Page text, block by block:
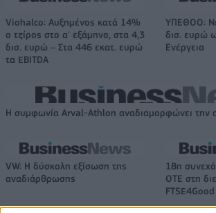
Viohalco: Αυξημένος κατά 14%
ο τζίρος στο α' εξάμηνο, στα 4,3
δισ. ευρώ – Στα 446 εκατ. ευρώ
τα EBITDA
ΥΠΕΘΟΟ:
δισ. ευρώ
Ενέργεια
Η συμφωνία Arval-Athlon αναδιαμορφώνει την
VW: Η δύσκολη εξίσωση της
αναδιάρθρωσης
18η
ΟΤΕ στη
FTSE4Good